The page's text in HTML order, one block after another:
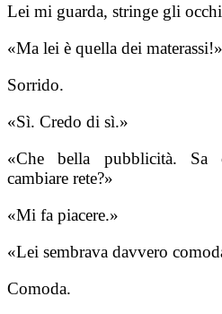
Lei mi guarda, stringe gli
«Ma lei è quella dei materassi!»
Sorrido.
«Sì. Credo di sì.»
«Che bella pubblicità.
cambiare rete?»
«Mi fa piacere.»
«Lei sembrava davvero
Comoda.